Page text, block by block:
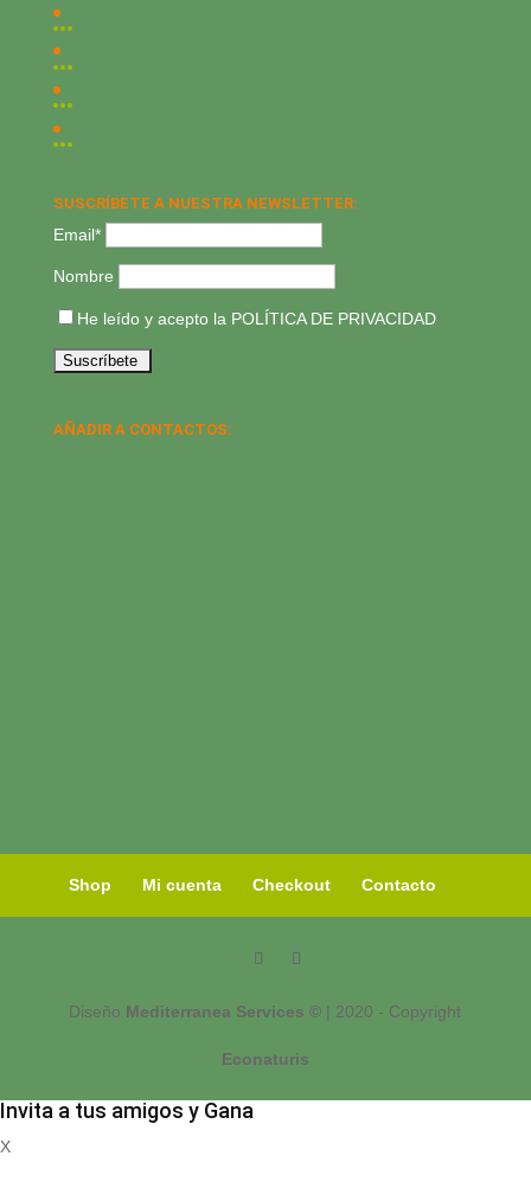
SUSCRÍBETE A NUESTRA NEWSLETTER:
Email*
Nombre
He leído y acepto la POLÍTICA DE PRIVACIDAD
AÑADIR A CONTACTOS:
Shop Mi cuenta Checkout Contacto
Diseño Mediterranea Services © | 2020 - Copyright
Econaturis
Invita a tus amigos y Gana
X